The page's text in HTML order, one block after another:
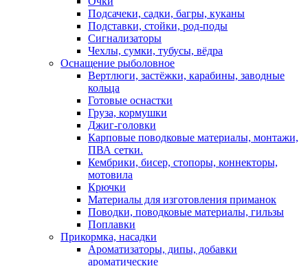
Подсачеки, садки, багры, куканы
Подставки, стойки, род-поды
Сигнализаторы
Чехлы, сумки, тубусы, вёдра
Оснащение рыболовное
Вертлюги, застёжки, карабины, заводные
кольца
Готовые оснастки
Груза, кормушки
Джиг-головки
Карповые поводковые материалы, монтажи,
ПВА сетки.
Кембрики, бисер, стопоры, коннекторы,
мотовила
Крючки
Материалы для изготовления приманок
Поводки, поводковые материалы, гильзы
Поплавки
Прикормка, насадки
Ароматизаторы, дипы, добавки
ароматические